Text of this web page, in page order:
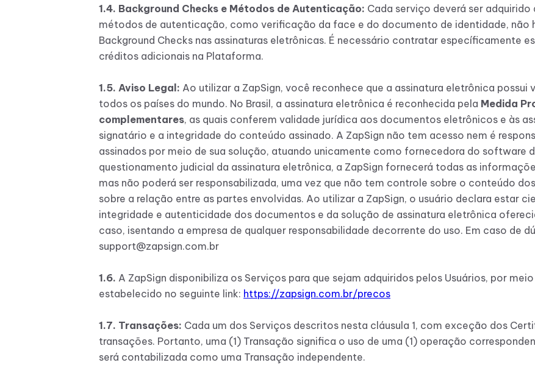
1.4. Background Checks e Métodos de Autenticação: Cada serviço deverá ser
métodos de autenticação, como verificação da face e do documento de identidade, não
Background Checks nas assinaturas eletrônicas. É necessário contratar específicamente
créditos adicionais na Plataforma.
1.5. Aviso Legal: Ao utilizar a ZapSign, você reconhece que a assinatura eletrônica
todos os países do mundo. No Brasil, a assinatura eletrônica é reconhecida pela Medida
complementares, as quais conferem validade jurídica aos documentos eletrônicos e às
signatário e a integridade do conteúdo assinado. A ZapSign não tem acesso nem é
assinados por meio de sua solução, atuando unicamente como fornecedora do software
questionamento judicial da assinatura eletrônica, a ZapSign fornecerá todas as
mas não poderá ser responsabilizada, uma vez que não tem controle sobre o conteúdo
sobre a relação entre as partes envolvidas. Ao utilizar a ZapSign, o usuário declara estar
integridade e autenticidade dos documentos e da solução de assinatura eletrônica
caso, isentando a empresa de qualquer responsabilidade decorrente do uso. Em caso de
support@zapsign.com.br
1.6. A ZapSign disponibiliza os Serviços para que sejam adquiridos pelos Usuários, por
estabelecido no seguinte link: https://zapsign.com.br/precos
1.7. Transações: Cada um dos Serviços descritos nesta cláusula 1, com exceção dos
transações. Portanto, uma (1) Transação significa o uso de uma (1) operação
será contabilizada como uma Transação independente.